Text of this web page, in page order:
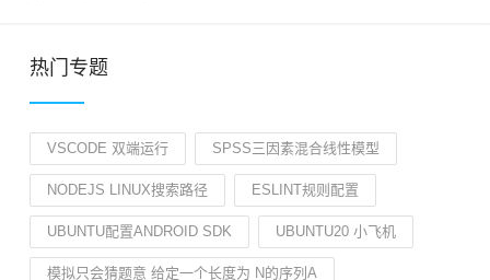
热门专题
VSCODE 双端运行 SPSS三因素混合线性模型
NODEJS LINUX搜索路径 ESLINT规则配置
UBUNTU配置ANDROID SDK UBUNTU20 小飞机
模拟只会猜题意 给定一个长度为 N的序列A